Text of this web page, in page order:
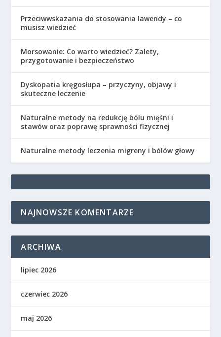
Przeciwwskazania do stosowania lawendy – co
musisz wiedzieć
Morsowanie: Co warto wiedzieć? Zalety,
przygotowanie i bezpieczeństwo
Dyskopatia kręgosłupa – przyczyny, objawy i
skuteczne leczenie
Naturalne metody na redukcję bólu mięśni i
stawów oraz poprawę sprawności fizycznej
Naturalne metody leczenia migreny i bólów głowy
NAJNOWSZE KOMENTARZE
ARCHIWA
lipiec 2026
czerwiec 2026
maj 2026